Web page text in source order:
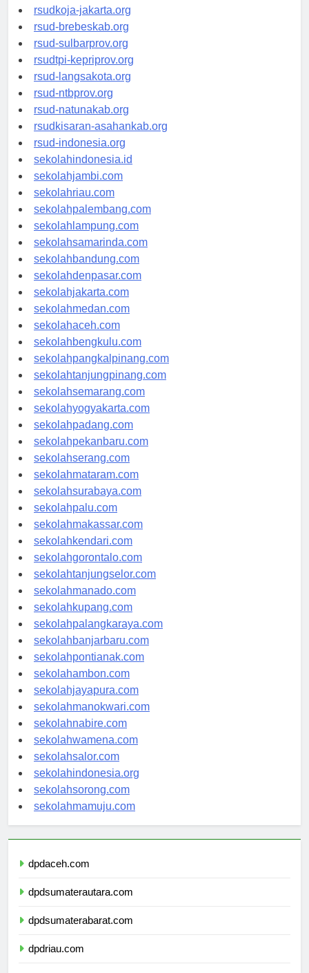
rsudkoja-jakarta.org
rsud-brebeskab.org
rsud-sulbarprov.org
rsudtpi-kepriprov.org
rsud-langsakota.org
rsud-ntbprov.org
rsud-natunakab.org
rsudkisaran-asahankab.org
rsud-indonesia.org
sekolahindonesia.id
sekolahjambi.com
sekolahriau.com
sekolahpalembang.com
sekolahlampung.com
sekolahsamarinda.com
sekolahbandung.com
sekolahdenpasar.com
sekolahjakarta.com
sekolahmedan.com
sekolahaceh.com
sekolahbengkulu.com
sekolahpangkalpinang.com
sekolahtanjungpinang.com
sekolahsemarang.com
sekolahyogyakarta.com
sekolahpadang.com
sekolahpekanbaru.com
sekolahserang.com
sekolahmataram.com
sekolahsurabaya.com
sekolahpalu.com
sekolahmakassar.com
sekolahkendari.com
sekolahgorontalo.com
sekolahtanjungselor.com
sekolahmanado.com
sekolahkupang.com
sekolahpalangkaraya.com
sekolahbanjarbaru.com
sekolahpontianak.com
sekolahambon.com
sekolahjayapura.com
sekolahmanokwari.com
sekolahnabire.com
sekolahwamena.com
sekolahsalor.com
sekolahindonesia.org
sekolahsorong.com
sekolahmamuju.com
dpdaceh.com
dpdsumaterautara.com
dpdsumaterabarat.com
dpdriau.com